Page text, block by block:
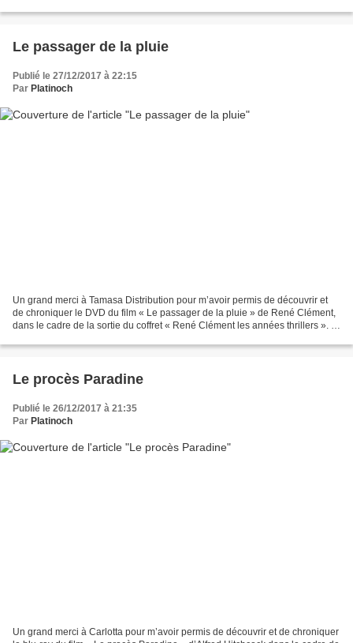
Le passager de la pluie
Publié le 27/12/2017 à 22:15
Par Platinoch
Un grand merci à Tamasa Distribution pour m’avoir permis de découvrir et
de chroniquer le DVD du film « Le passager de la pluie » de René Clément,
dans le cadre de la sortie du coffret « René Clément les années thrillers ». «
Le procès Paradine
Publié le 26/12/2017 à 21:35
Par Platinoch
Un grand merci à Carlotta pour m’avoir permis de découvrir et de chroniquer